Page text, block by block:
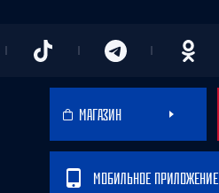
МАГАЗИН
МОБИЛЬНОЕ ПРИЛОЖЕНИЕ